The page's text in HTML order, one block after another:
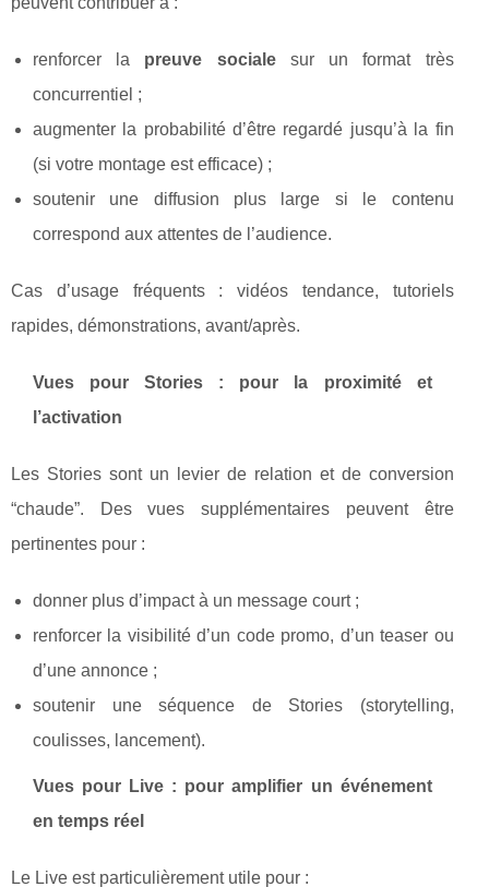
renforcer la preuve socialesur un format très
concurrentiel ;
augmenter la probabilité d’être regardé jusqu’à la fin
(si votre montage est efficace) ;
soutenir une diffusion plus large si le contenu
correspond aux attentes de l’audience.
Cas d’usage fréquents : vidéos tendance, tutoriels
rapides, démonstrations, avant/après.
Vues pour Stories : pour la proximité et
l’activation
Les Stories sont un levier de relation et de conversion
“chaude”. Des vues supplémentaires peuvent être
pertinentes pour :
donner plus d’impact à un message court ;
renforcer la visibilité d’un code promo, d’un teaser ou
d’une annonce ;
soutenir une séquence de Stories (storytelling,
coulisses, lancement).
Vues pour Live : pour amplifier un événement
en temps réel
Le Live est particulièrement utile pour :